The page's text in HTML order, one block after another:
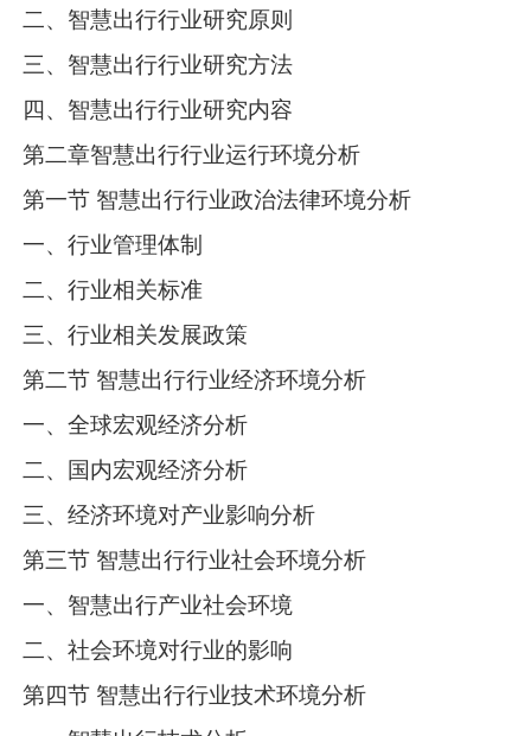
二、智慧出行行业研究原则
三、智慧出行行业研究方法
四、智慧出行行业研究内容
第二章智慧出行行业运行环境分析
第一节 智慧出行行业政治法律环境分析
一、行业管理体制
二、行业相关标准
三、行业相关发展政策
第二节 智慧出行行业经济环境分析
一、全球宏观经济分析
二、国内宏观经济分析
三、经济环境对产业影响分析
第三节 智慧出行行业社会环境分析
一、智慧出行产业社会环境
二、社会环境对行业的影响
第四节 智慧出行行业技术环境分析